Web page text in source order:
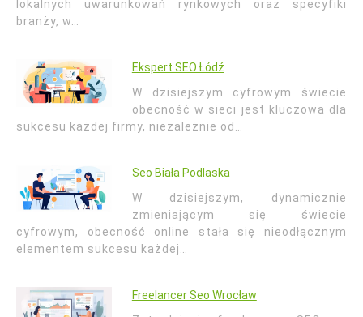
lokalnych uwarunkowań rynkowych oraz specyfiki
branży, w…
Ekspert SEO Łódź
W dzisiejszym cyfrowym świecie
obecność w sieci jest kluczowa dla
sukcesu każdej firmy, niezależnie od…
Seo Biała Podlaska
W dzisiejszym, dynamicznie
zmieniającym się świecie
cyfrowym, obecność online stała się nieodłącznym
elementem sukcesu każdej…
Freelancer Seo Wrocław